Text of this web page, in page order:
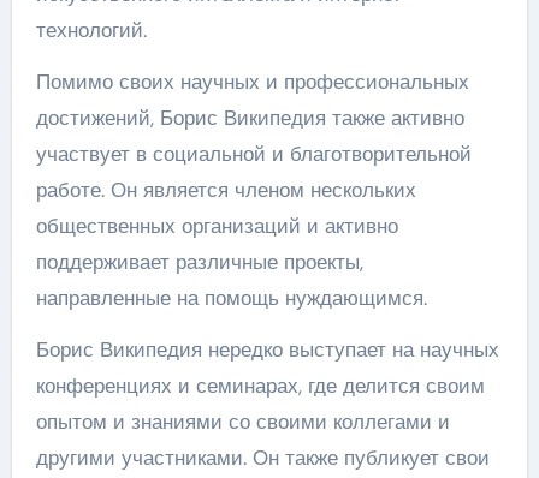
технологий.
Помимо своих научных и профессиональных
достижений, Борис Википедия также активно
участвует в социальной и благотворительной
работе. Он является членом нескольких
общественных организаций и активно
поддерживает различные проекты,
направленные на помощь нуждающимся.
Борис Википедия нередко выступает на научных
конференциях и семинарах, где делится своим
опытом и знаниями со своими коллегами и
другими участниками. Он также публикует свои